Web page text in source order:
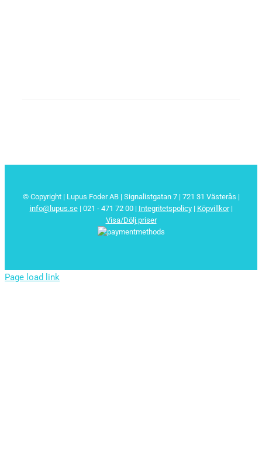
© Copyright | Lupus Foder AB | Signalistgatan 7 | 721 31 Västerås |
info@lupus.se| 021 - 471 72 00 | Integritetspolicy| Köpvillkor|
Visa/Dölj priser
Page load link